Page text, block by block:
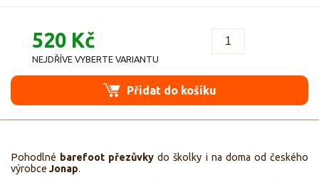
520 Kč
NEJDŘÍVE VYBERTE VARIANTU
Přidat do košíku
Pohodlné barefoot přezůvky do školky i na doma od českého
výrobce Jonap.